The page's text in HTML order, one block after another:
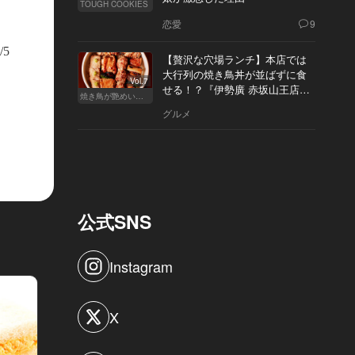
5
TOUGH COOKIES
恋愛 9
Vol.7
焼き鳥が艶めいてきた
【贅沢な穴場ランチ】本店では
大行列の焼き鳥丼が並ばずに食
せる！？『伊勢廣 赤坂山王店』
グルメ
公式SNS
Instagram
X